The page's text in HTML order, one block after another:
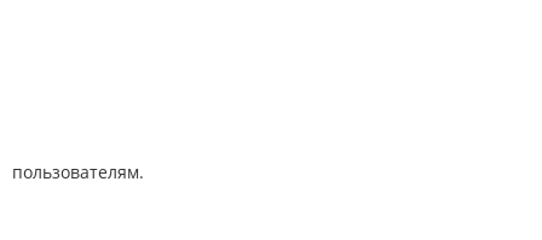
пользователям.